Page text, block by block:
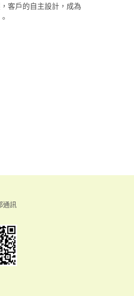
客戶的自主設計，成為
通訊